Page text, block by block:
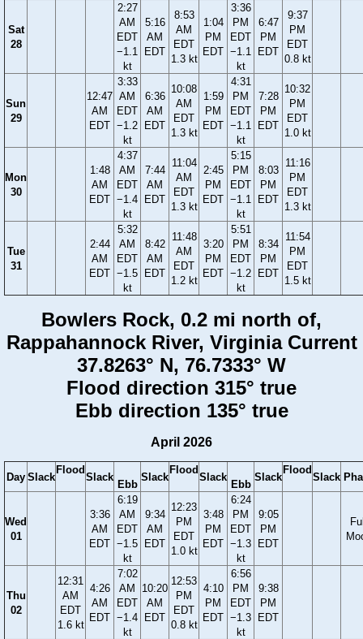
Sat
28
2:27
AM
EDT
−1.1
kt
5:16
AM
EDT
8:53
AM
EDT
1.3 kt
1:04
PM
EDT
3:36
PM
EDT
−1.1
kt
6:47
PM
EDT
9:37
PM
EDT
0.8 kt
Sun
29
12:47
AM
EDT
3:33
AM
EDT
−1.2
kt
6:36
AM
EDT
10:08
AM
EDT
1.3 kt
1:59
PM
EDT
4:31
PM
EDT
−1.1
kt
7:28
PM
EDT
10:32
PM
EDT
1.0 kt
Mon
30
1:48
AM
EDT
4:37
AM
EDT
−1.4
kt
7:44
AM
EDT
11:04
AM
EDT
1.3 kt
2:45
PM
EDT
5:15
PM
EDT
−1.1
kt
8:03
PM
EDT
11:16
PM
EDT
1.3 kt
Tue
31
2:44
AM
EDT
5:32
AM
EDT
−1.5
kt
8:42
AM
EDT
11:48
AM
EDT
1.2 kt
3:20
PM
EDT
5:51
PM
EDT
−1.2
kt
8:34
PM
EDT
11:54
PM
EDT
1.5 kt
Bowlers Rock, 0.2 mi north of,
Rappahannock River, Virginia Current
37.8263° N, 76.7333° W
Flood direction 315° true
Ebb direction 135° true
April 2026
Day Slack
Flood
Slack
Ebb
Slack
Flood
Slack
Ebb
Slack
Flood
Slack
Wed
01
3:36
AM
EDT
6:19
AM
EDT
−1.5
kt
9:34
AM
EDT
12:23
PM
EDT
1.0 kt
3:48
PM
EDT
6:24
PM
EDT
−1.3
kt
9:05
PM
EDT
Thu
02
12:31
AM
EDT
1.6 kt
4:26
AM
EDT
7:02
AM
EDT
−1.4
kt
10:20
AM
EDT
12:53
PM
EDT
0.8 kt
4:10
PM
EDT
6:56
PM
EDT
−1.3
kt
9:38
PM
EDT